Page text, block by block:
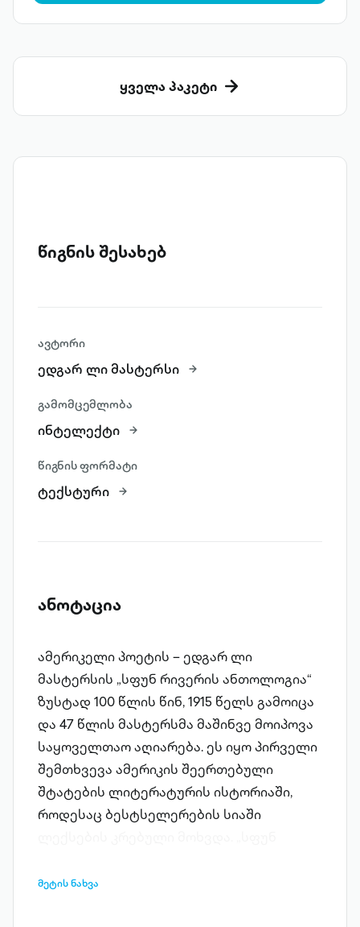
ყველა პაკეტი
წიგნის შესახებ
ავტორი
ედგარ ლი მასტერსი
გამომცემლობა
ინტელექტი
წიგნის ფორმატი
ტექსტური
ანოტაცია
ამერიკელი პოეტის – ედგარ ლი
მასტერსის „სფუნ რივერის ანთოლოგია“
ზუსტად 100 წლის წინ, 1915 წელს გამოიცა
და 47 წლის მასტერსმა მაშინვე მოიპოვა
საყოველთაო აღიარება. ეს იყო პირველი
შემთხვევა ამერიკის შეერთებული
შტატების ლიტერატურის ისტორიაში,
როდესაც ბესტსელერების სიაში
ავტოეპიტაფიისგან შემდგარი კრებული,
მეტის ნახვა